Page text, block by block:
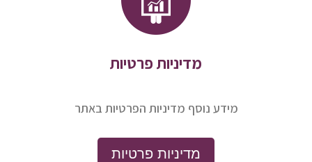
מדיניות פרטיות
מידע נוסף מדיניות הפרטיות באתר
מדיניות פרטיות